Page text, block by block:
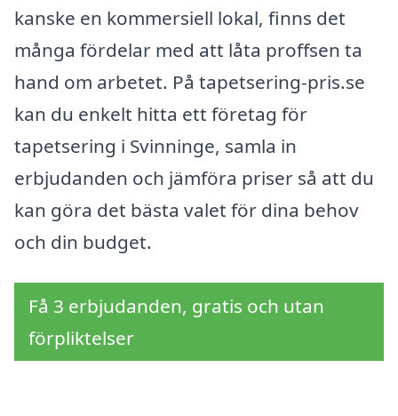
kanske en kommersiell lokal, finns det
många fördelar med att låta proffsen ta
hand om arbetet. På tapetsering-pris.se
kan du enkelt hitta ett företag för
tapetsering i Svinninge, samla in
erbjudanden och jämföra priser så att du
kan göra det bästa valet för dina behov
och din budget.
Få 3 erbjudanden, gratis och utan
förpliktelser